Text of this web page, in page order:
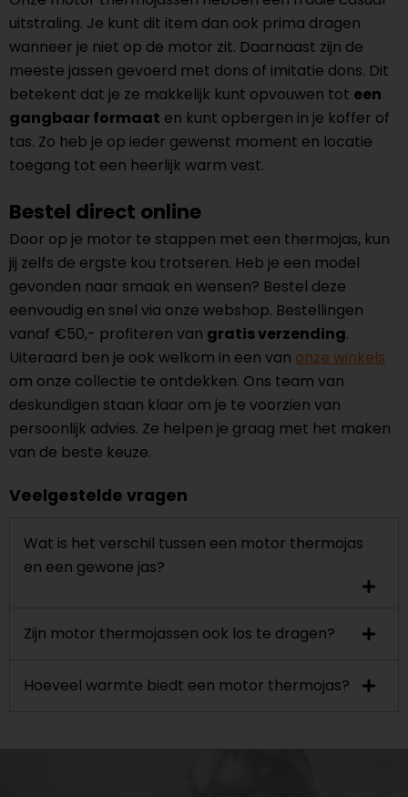
uitstraling. Je kunt dit item dan ook prima dragen
wanneer je niet op de motor zit. Daarnaast zijn de
meeste jassen gevoerd met dons of imitatie dons. Dit
betekent dat je ze makkelijk kunt opvouwen tot een
gangbaar formaat en kunt opbergen in je koffer of
tas. Zo heb je op ieder gewenst moment en locatie
toegang tot een heerlijk warm vest.
Bestel direct online
Door op je motor te stappen met een thermojas, kun
jij zelfs de ergste kou trotseren. Heb je een model
gevonden naar smaak en wensen? Bestel deze
eenvoudig en snel via onze webshop. Bestellingen
vanaf €50,- profiteren van gratis verzending.
Uiteraard ben je ook welkom in een van onze winkels
om onze collectie te ontdekken. Ons team van
deskundigen staan klaar om je te voorzien van
persoonlijk advies. Ze helpen je graag met het maken
van de beste keuze.
Veelgestelde vragen
Wat is het verschil tussen een motor thermojas
en een gewone jas?
Zijn motor thermojassen ook los te dragen?
Hoeveel warmte biedt een motor thermojas?